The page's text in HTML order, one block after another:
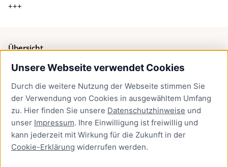
Unsere Webseite verwendet Cookies
Durch die weitere Nutzung der Webseite stimmen Sie
der Verwendung von Cookies in ausgewähltem Umfang
zu. Hier finden Sie unsere Datenschutzhinweise und
unser Impressum. Ihre Einwilligung ist freiwillig und
kann jederzeit mit Wirkung für die Zukunft in der
Cookie-Erklärung widerrufen werden.
+++
Übersicht
Bürgerservice
Presse
Newsletter Lübeck:kompakt
Kontakt
Kontakt